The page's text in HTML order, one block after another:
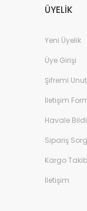
ÜYELİK
Yeni Üyelik
Üye Girişi
Şifremi
İletişim
Havale
Sipariş
Kargo
İletişim